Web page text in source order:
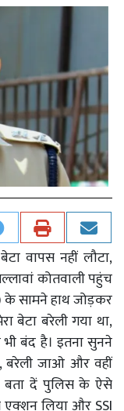
वापस नहीं लौटा,
कोतवाली पहुंच
सामने हाथ जोड़कर
बेटा बरेली गया था,
बंद है। इतना सुनने
बरेली जाओ और वहीं
बता दें पुलिस के ऐसे
एक्शन लिया और SSI